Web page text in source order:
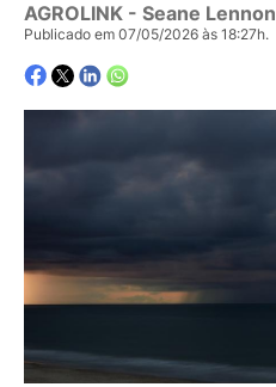
AGROLINK - Seane Lennon
Publicado em 07/05/2026 às 18:27h.